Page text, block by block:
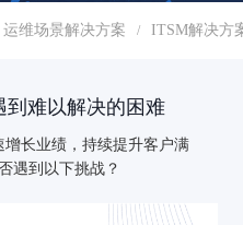
运维场景解决方案 / ITSM解决方
到难以解决的困难
长业绩，持续提升客户满
遇到以下挑战？